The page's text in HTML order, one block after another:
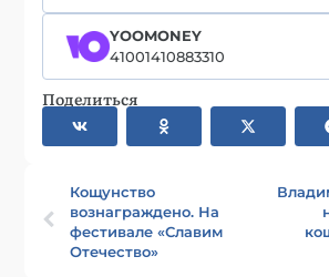
YOOMONEY
41001410883310
Поделиться
Кощунство
вознаграждено. На
фестивале «Славим
Отечество»